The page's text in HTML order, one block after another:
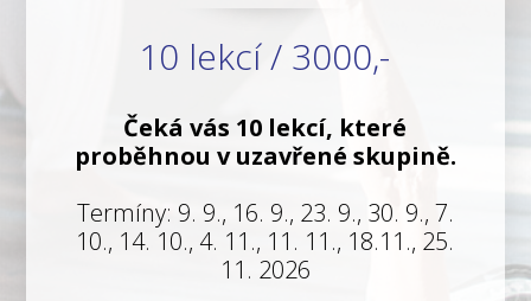
10 lekcí / 3000,-
Čeká vás 10 lekcí, které
proběhnou v uzavřené skupině.
Termíny: 9. 9., 16. 9., 23. 9., 30. 9., 7.
10., 14. 10., 4. 11., 11. 11., 18.11., 25.
11. 2026